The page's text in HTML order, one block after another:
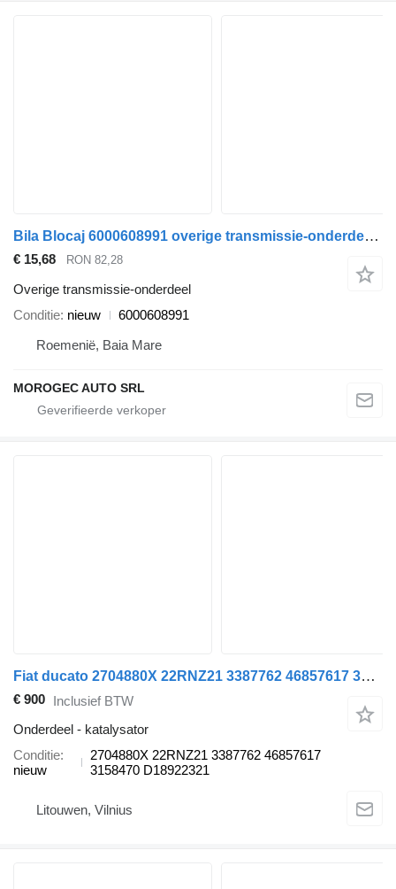
Bila Blocaj 6000608991 overige transmissie-onderdeel voor Fiat FULLBACK auto
€ 15,68 RON 82,28
Overige transmissie-onderdeel
Conditie nieuw
6000608991
Roemenië, Baia Mare
MOROGEC AUTO SRL
Fiat ducato 2704880X 22RNZ21 3387762 46857617 3158470 D18922321 katalysator voor auto
€ 900 Inclusief BTW
Onderdeel - katalysator
Conditie
nieuw
2704880X 22RNZ21 3387762 46857617
3158470 D18922321
Litouwen, Vilnius